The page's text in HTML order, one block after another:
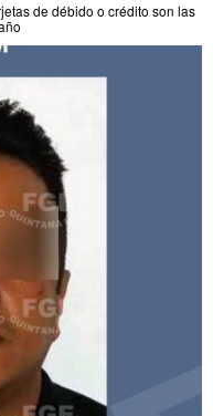
de débido o crédito son las